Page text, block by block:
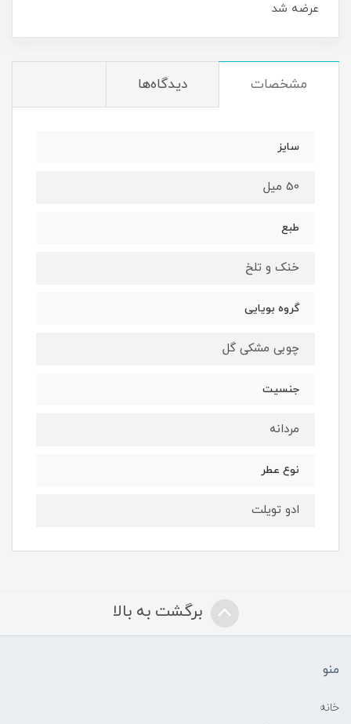
عرضه شد
مشخصات دیدگاه‌ها
سایز
50 میل
طبع
خنک و تلخ
گروه بویایی
چوبی مشکی گل
جنسیت
مردانه
نوع عطر
ادو تویلت
برگشت به بالا
منو
خانه